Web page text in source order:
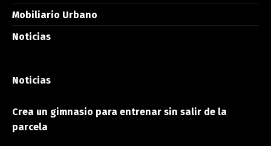
Mobiliario Urbano
Noticias
Noticias
Crea un gimnasio para entrenar sin salir de la
parcela